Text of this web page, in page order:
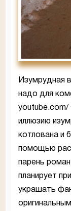
Изумрудная
надо для
youtube.com/
иллюзию
котлована и
помощью
парень
планирует
украшать